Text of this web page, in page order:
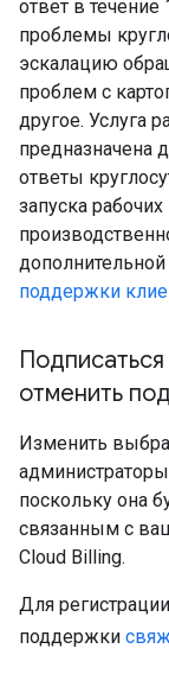
ответ в
проблемы
эскалацию
проблем с
другое. Услуга
предназначена
ответы
запуска
поддержки
отменить
Изменить
поскольку она
связанным с
Cloud Billing.
Для
поддержки